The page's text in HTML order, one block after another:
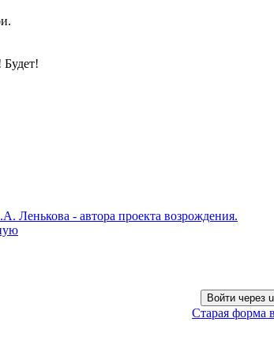
Будет!
- автора проекта возрождения.
Войти через
Старая форма